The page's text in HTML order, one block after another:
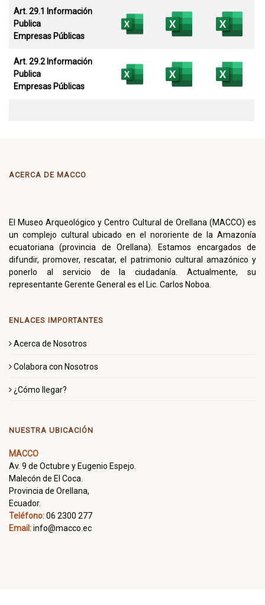
Art. 29.1 Información
Publica
Empresas Públicas
Art. 29.2 Información
Publica
Empresas Públicas
ACERCA DE MACCO
El Museo Arqueológico y Centro Cultural de Orellana (MACCO) es
un complejo cultural ubicado en el nororiente de la Amazonía
ecuatoriana (provincia de Orellana). Estamos encargados de
difundir, promover, rescatar, el patrimonio cultural amazónico y
ponerlo al servicio de la ciudadanía. Actualmente, su
representante Gerente General es el Lic. Carlos Noboa.
ENLACES IMPORTANTES
Acerca de Nosotros
Colabora con Nosotros
¿Cómo llegar?
NUESTRA UBICACIÓN
MACCO
Av. 9 de Octubre y Eugenio Espejo.
Malecón de El Coca.
Provincia de Orellana,
Ecuador.
Teléfono:06 2300 277
Email:info@macco.ec